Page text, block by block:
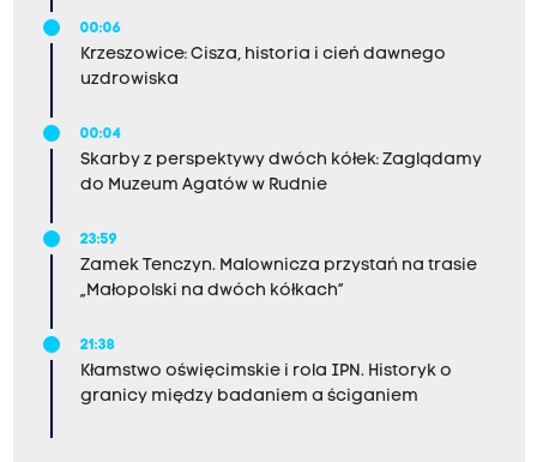
00:06
Krzeszowice: Cisza, historia i cień dawnego
uzdrowiska
00:04
Skarby z perspektywy dwóch kółek: Zaglądamy
do Muzeum Agatów w Rudnie
23:59
Zamek Tenczyn. Malownicza przystań na trasie
„Małopolski na dwóch kółkach”
21:38
Kłamstwo oświęcimskie i rola IPN. Historyk o
granicy między badaniem a ściganiem